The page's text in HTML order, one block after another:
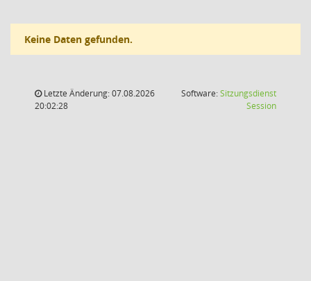
Keine Daten gefunden.
Letzte Änderung: 07.08.2026
20:02:28
Software:Sitzungsdienst
Session(Wird in